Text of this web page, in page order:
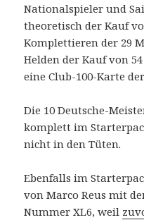
Nationalspieler und
theoretisch der Kauf
Komplettieren der 29
Helden der Kauf von
eine Club-100-Karte
Die 10 Deutsche-
komplett im
nicht in den Tüten.
Ebenfalls im
von Marco Reus mit
Nummer XL6, weil